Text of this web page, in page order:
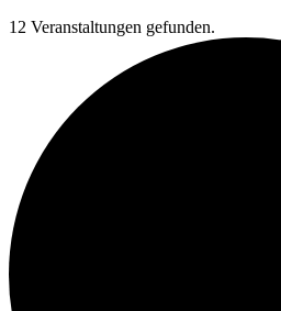
12 Veranstaltungen gefunden.